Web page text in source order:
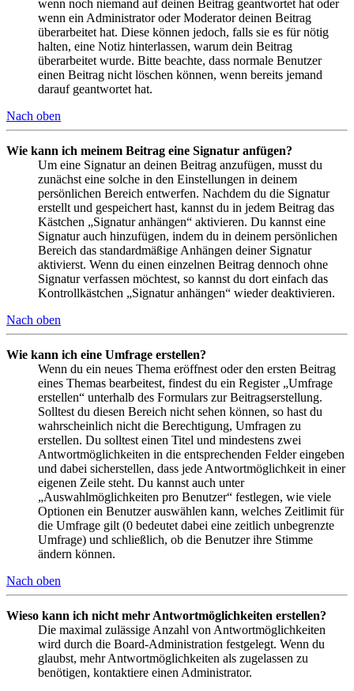
wenn noch niemand auf deinen Beitrag geantwortet hat oder
wenn ein Administrator oder Moderator deinen Beitrag
überarbeitet hat. Diese können jedoch, falls sie es für nötig
halten, eine Notiz hinterlassen, warum dein Beitrag
überarbeitet wurde. Bitte beachte, dass normale Benutzer
einen Beitrag nicht löschen können, wenn bereits jemand
darauf geantwortet hat.
Nach oben
Wie kann ich meinem Beitrag eine Signatur anfügen?
Um eine Signatur an deinen Beitrag anzufügen, musst du
zunächst eine solche in den Einstellungen in deinem
persönlichen Bereich entwerfen. Nachdem du die Signatur
erstellt und gespeichert hast, kannst du in jedem Beitrag das
Kästchen „Signatur anhängen“ aktivieren. Du kannst eine
Signatur auch hinzufügen, indem du in deinem persönlichen
Bereich das standardmäßige Anhängen deiner Signatur
aktivierst. Wenn du einen einzelnen Beitrag dennoch ohne
Signatur verfassen möchtest, so kannst du dort einfach das
Kontrollkästchen „Signatur anhängen“ wieder deaktivieren.
Nach oben
Wie kann ich eine Umfrage erstellen?
Wenn du ein neues Thema eröffnest oder den ersten Beitrag
eines Themas bearbeitest, findest du ein Register „Umfrage
erstellen“ unterhalb des Formulars zur Beitragserstellung.
Solltest du diesen Bereich nicht sehen können, so hast du
wahrscheinlich nicht die Berechtigung, Umfragen zu
erstellen. Du solltest einen Titel und mindestens zwei
Antwortmöglichkeiten in die entsprechenden Felder eingeben
und dabei sicherstellen, dass jede Antwortmöglichkeit in einer
eigenen Zeile steht. Du kannst auch unter
„Auswahlmöglichkeiten pro Benutzer“ festlegen, wie viele
Optionen ein Benutzer auswählen kann, welches Zeitlimit für
die Umfrage gilt (0 bedeutet dabei eine zeitlich unbegrenzte
Umfrage) und schließlich, ob die Benutzer ihre Stimme
ändern können.
Nach oben
Wieso kann ich nicht mehr Antwortmöglichkeiten erstellen?
Die maximal zulässige Anzahl von Antwortmöglichkeiten
wird durch die Board-Administration festgelegt. Wenn du
glaubst, mehr Antwortmöglichkeiten als zugelassen zu
benötigen, kontaktiere einen Administrator.